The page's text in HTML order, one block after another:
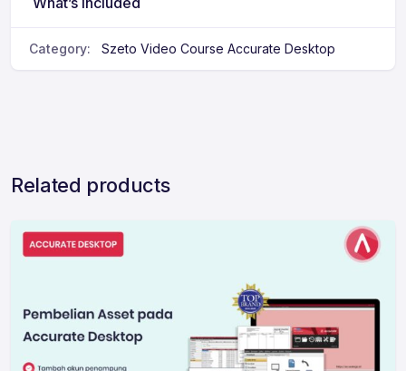
Category: Szeto Video Course Accurate Desktop
Related products